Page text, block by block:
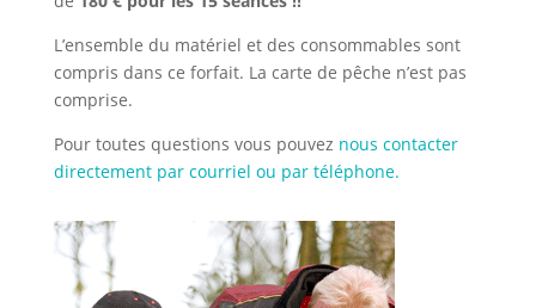
L’ensemble du matériel et des consommables sont
compris dans ce forfait. La carte de pêche n’est pas
comprise.
Pour toutes questions vous pouvez nous contacter
directement par courriel ou par téléphone.